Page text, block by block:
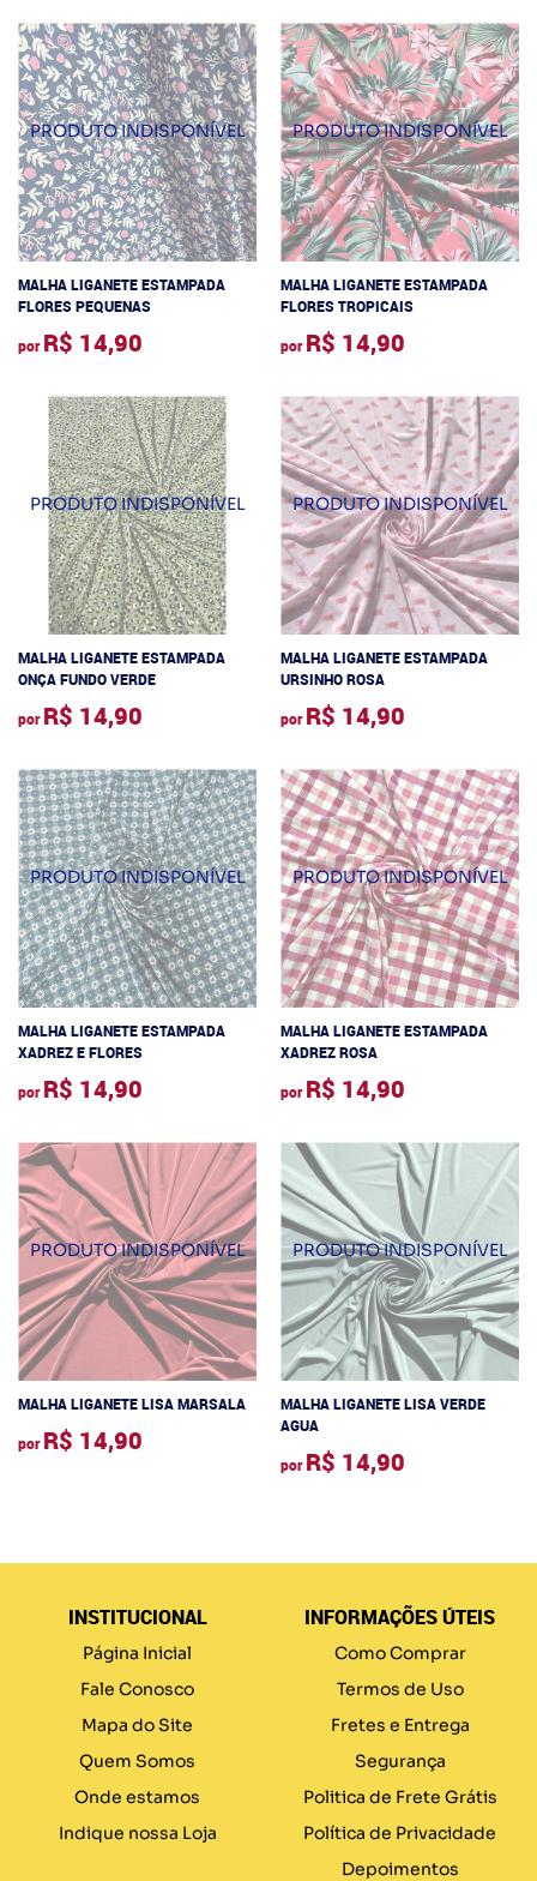
MALHA LIGANETE ESTAMPADA
FLORES PEQUENAS
por R$ 14,90
MALHA LIGANETE ESTAMPADA
FLORES TROPICAIS
por R$ 14,90
MALHA LIGANETE ESTAMPADA
ONÇA FUNDO VERDE
por R$ 14,90
MALHA LIGANETE ESTAMPADA
URSINHO ROSA
por R$ 14,90
MALHA LIGANETE ESTAMPADA
XADREZ E FLORES
por R$ 14,90
MALHA LIGANETE ESTAMPADA
XADREZ ROSA
por R$ 14,90
MALHA LIGANETE LISA MARSALA
por R$ 14,90
MALHA LIGANETE LISA VERDE
AGUA
por R$ 14,90
INSTITUCIONAL
Página Inicial
Fale Conosco
Mapa do Site
Quem Somos
Onde estamos
Indique nossa Loja
INFORMAÇÕES ÚTEIS
Como Comprar
Termos de Uso
Fretes e Entrega
Segurança
Politica de Frete Grátis
Política de Privacidade
Depoimentos